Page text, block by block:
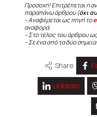
Προσοχή! Επιτρέπεται η
παραπάνω άρθρου (όχι
– Αναφέρεται ως πηγή το
αναφορά.
– Στο τέλος του άρθρου
– Σε ένα από τα δύο
Share
Linkedin